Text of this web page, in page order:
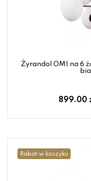
Żyrandol OMI na 6
899.00
Rabat w koszyku